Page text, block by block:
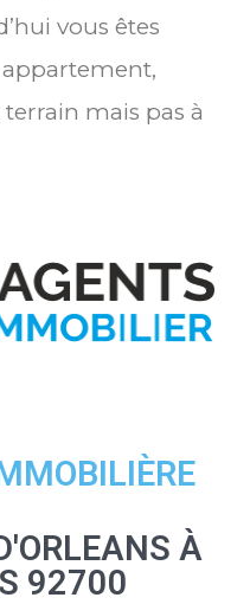
vous êtes
mais pas à
À
92700